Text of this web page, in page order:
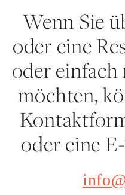
Wenn Sie
oder eine
oder einfach
möchten,
oder eine